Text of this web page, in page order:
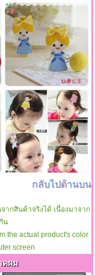
กลับไปด้านบน
ากสินค้าจริงได้ เนื่องมาจาก
น
the actual product's color
screen
ดผม